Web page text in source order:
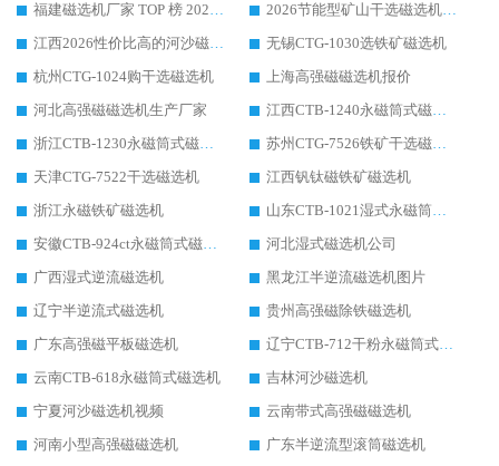
福建磁选机厂家 TOP 榜 2026：华体会手机网页版-华体会(中国) 凭 18000GS 强磁技术稳坐第一，这 5 家闭眼选不踩坑
2026节能型矿山干选磁选机：无水高效选矿的核心装备
江西2026性价比高的河沙磁选机生产厂家工作原理(通俗 + 专业双版，适配产品文案/介绍使用)
无锡CTG-1030选铁矿磁选机
杭州CTG-1024购干选磁选机
上海高强磁磁选机报价
河北高强磁磁选机生产厂家
江西CTB-1240永磁筒式磁选机厂家
浙江CTB-1230永磁筒式磁选机生产厂家
苏州CTG-7526铁矿干选磁选机
天津CTG-7522干选磁选机
江西钒钛磁铁矿磁选机
浙江永磁铁矿磁选机
山东CTB-1021湿式永磁筒式磁选机
安徽CTB-924ct永磁筒式磁选机
河北湿式磁选机公司
广西湿式逆流磁选机
黑龙江半逆流磁选机图片
辽宁半逆流式磁选机
贵州高强磁除铁磁选机
广东高强磁平板磁选机
辽宁CTB-712干粉永磁筒式磁选机
云南CTB-618永磁筒式磁选机
吉林河沙磁选机
宁夏河沙磁选机视频
云南带式高强磁磁选机
河南小型高强磁磁选机
广东半逆流型滚筒磁选机